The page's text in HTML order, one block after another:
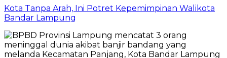
Kota Tanpa Arah, Ini Potret Kepemimpinan Walikota
Bandar Lampung